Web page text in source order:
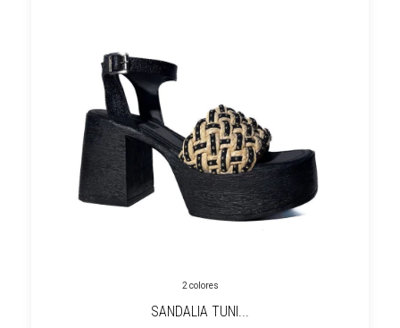
2 colores
SANDALIA TUNI...